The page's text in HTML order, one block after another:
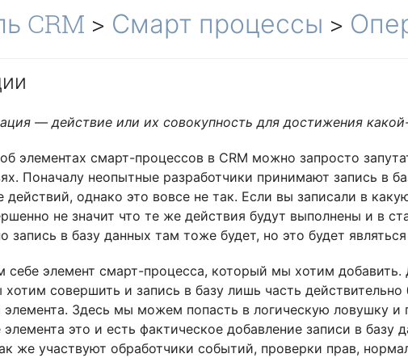
CRM > Смарт процессы >
— действие или их совокупность для достижения
элементах смарт-процессов в CRM можно запросто
Поначалу неопытные разработчики принимают запись в
действий, однако это вовсе не так. Если вы записали в
не значит что те же действия будут выполнены и в
запись в базу данных там тоже будет, но это будет
себе элемент смарт-процесса, который мы хотим добавить.
совершить и запись в базу лишь часть
элемента. Здесь мы можем попасть в логическую ловушку и
элемента это и есть фактическое добавление записи в базу
же участвуют обработчики событий, проверки прав,